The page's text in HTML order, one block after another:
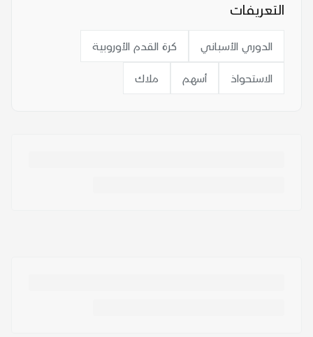
التعريفات
الدوري الأسباني كرة القدم الأوروبية
الاستحواذ أسهم ملاك